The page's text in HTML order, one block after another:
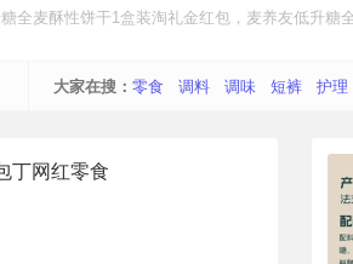
糖全麦酥性饼干1盒装淘礼金红包 ，麦养友低升糖
大家在搜： 零食 调料 调味 短裤 护理
丁网红零食